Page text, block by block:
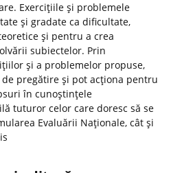
Exercițiile și problemele
și gradate ca dificultate,
și pentru a crea
subiectelor. Prin
și a problemelor propuse,
pregătire și pot acționa pentru
în cunoștințele
tuturor celor care doresc să se
Evaluării Naționale, cât și